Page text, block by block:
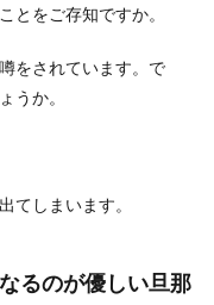
とをご存知ですか。
をされています。で
うか。
てしまいます。
るのが優しい旦那